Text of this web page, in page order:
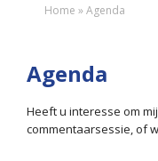
Home »Agenda
Agenda
Heeft u interesse om
commentaarsessie, of